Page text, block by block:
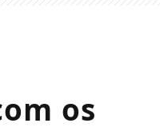
os